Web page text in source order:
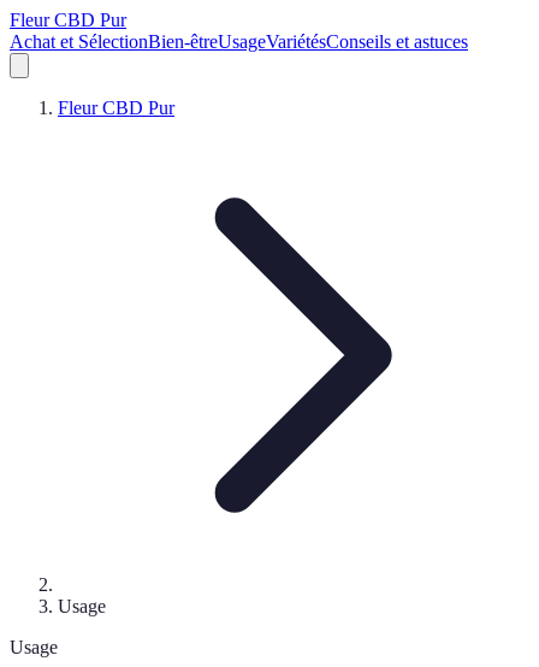
Fleur CBD Pur
Achat et SélectionBien-êtreUsageVariétésConseils et astuces
Fleur CBD Pur
Usage
Usage